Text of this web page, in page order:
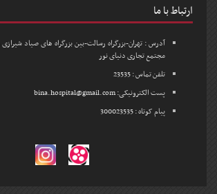
ارتباط با ما
آدرس : تهران-بزرگراه رسالت-بین بزرگراه های صیاد
مجتمع تجاری دنیای نور
تلفن تماس : 23535
پست الکترونیکی: bina.hospital@gmail.com
پیام کوتاه : 300023535